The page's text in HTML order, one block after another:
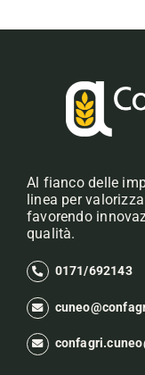
Al fianco delle
linea per
favorendo
qualità.
0171/692143